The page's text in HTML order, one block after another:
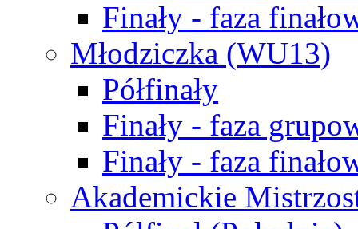
Finały - faza
Młodziczka (WU13)
Półfinały
Finały - faza
Finały - faza
Akademickie